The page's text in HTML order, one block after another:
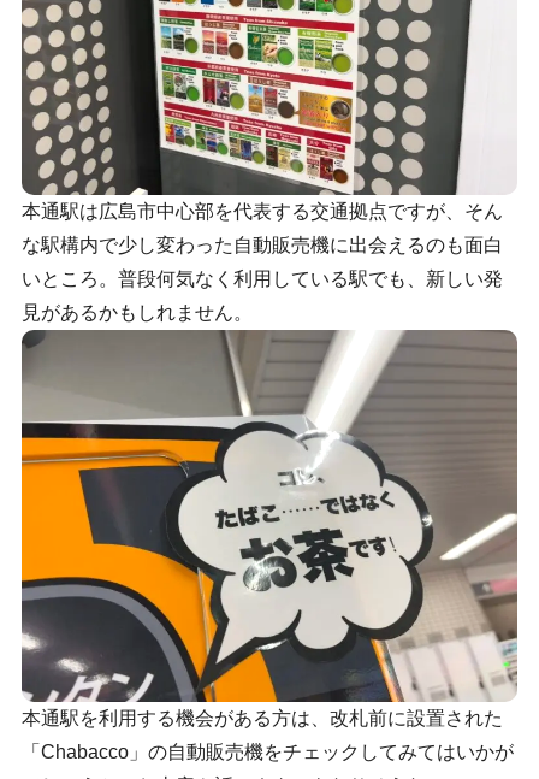
本通駅は広島市中心部を代表する交通拠点ですが、そん
な駅構内で少し変わった自動販売機に出会えるのも面白
いところ。普段何気なく利用している駅でも、新しい発
見があるかもしれません。
本通駅を利用する機会がある方は、改札前に設置された
「Chabacco」の自動販売機をチェックしてみてはいかが